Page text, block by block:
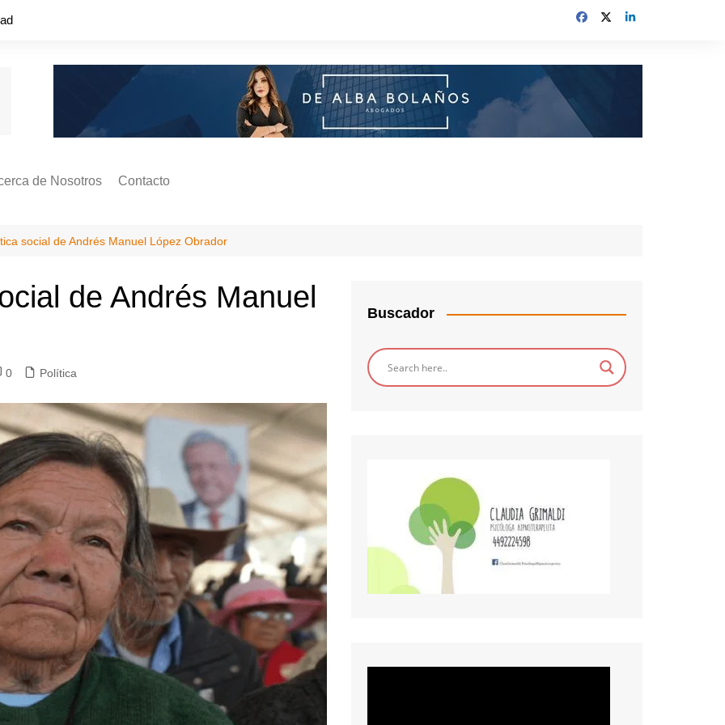
o colapso!
de Nosotros Contacto
social de Andrés Manuel López Obrador
de Andrés Manuel
0 Política
Buscador